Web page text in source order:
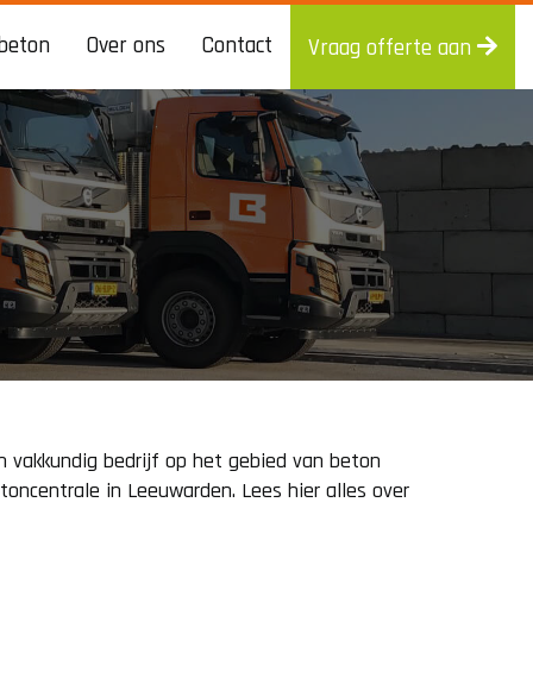
Over ons Contact Vraag offerte aan
vakkundig bedrijf op het gebied van beton
in Leeuwarden. Lees hier alles over